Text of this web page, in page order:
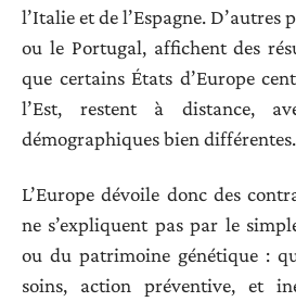
l’Italie et de l’Espagne. D’autres
ou le Portugal, affichent des
que certains États d’Europe
l’Est, restent à distance,
démographiques bien différentes.
L’Europe dévoile donc des
ne s’expliquent pas par le
ou du patrimoine génétique :
soins, action préventive, et